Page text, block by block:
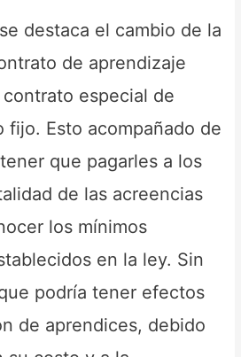
destaca el cambio de la
de aprendizaje
especial de
fijo. Esto acompañado de
que pagarles a los
de las acreencias
los mínimos
en la ley. Sin
podría tener efectos
de aprendices, debido